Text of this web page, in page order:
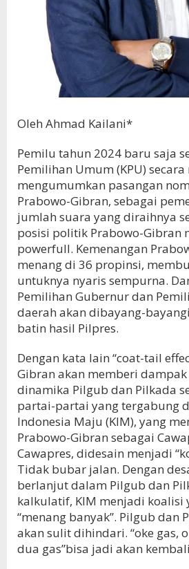
Oleh Ahmad Kailani*
Pemilu tahun 2024 baru saja
Pemilihan Umum (KPU)
mengumumkan pasangan
Prabowo-Gibran, sebagai
jumlah suara yang diraihnya
posisi politik Prabowo-Gibran
powerfull. Kemenangan
menang di 36 propinsi,
untuknya nyaris sempurna.
Pemilihan Gubernur dan
daerah akan dibayang-
batin hasil Pilpres.
Dengan kata lain “coat-tail
Gibran akan memberi
dinamika Pilgub dan Pilkada
partai-partai yang tergabung
Indonesia Maju (KIM), yang
Prabowo-Gibran sebagai
Cawapres, didesain menjadi
Tidak bubar jalan. Dengan
berlanjut dalam Pilgub dan
kalkulatif, KIM menjadi koalisi
“menang banyak”. Pilgub dan
akan sulit dihindari. “oke gas,
dua gas”bisa jadi akan